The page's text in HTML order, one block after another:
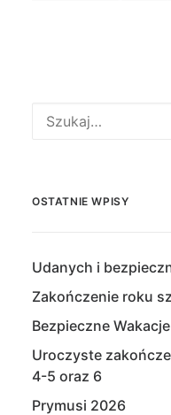
OSTATNIE WPISY
Udanych i
Zakończenie roku
Bezpieczne Wakacje
Uroczyste
4-5 oraz 6
Prymusi 2026